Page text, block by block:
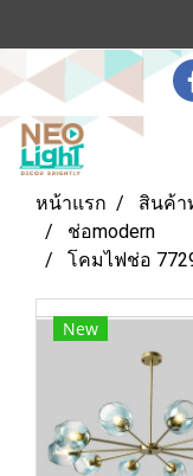
หน้าแรก สินค้า
ช่อmodern
โคมไฟช่อ
New